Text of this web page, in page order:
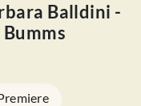
Balldini -
Bumms